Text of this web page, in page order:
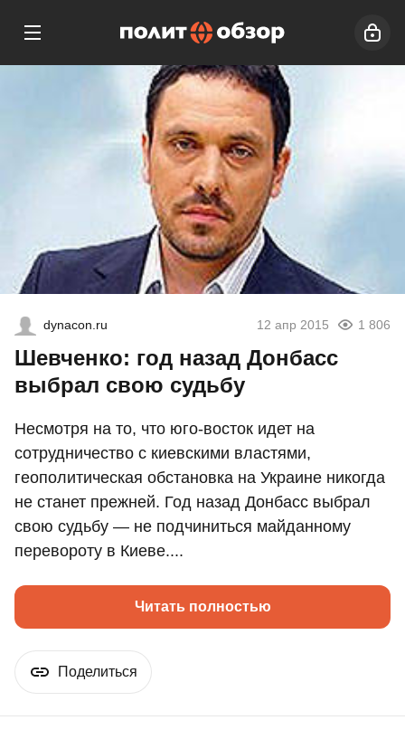
dynacon.ru 12 апр 2015 1 806
Шевченко: год назад Донбасс
выбрал свою судьбу
Несмотря на то, что юго-восток идет на
сотрудничество с киевскими властями,
геополитическая обстановка на Украине никогда
не станет прежней. Год назад Донбасс выбрал
свою судьбу — не подчиниться майданному
перевороту в Киеве....
Читать полностью
Поделиться